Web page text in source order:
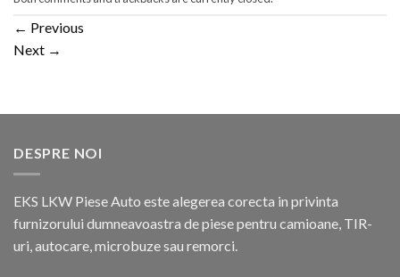
← Previous
Next →
DESPRE NOI
EKS LKW Piese Auto este alegerea corecta in privinta
furnizorului dumneavoastra de piese pentru camioane, TIR-
uri, autocare, microbuze sau remorci.